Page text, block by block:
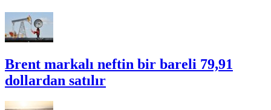
Brent markalı neftin bir bareli 79,91
dollardan satılır